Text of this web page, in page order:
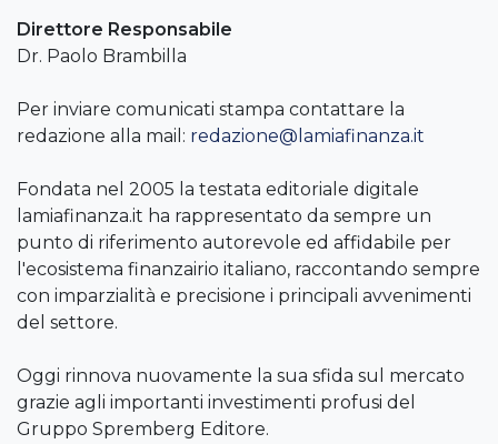
Direttore Responsabile
Dr. Paolo Brambilla
Per inviare comunicati stampa contattare la
redazione alla mail: redazione@lamiafinanza.it
Fondata nel 2005 la testata editoriale digitale
lamiafinanza.it ha rappresentato da sempre un
punto di riferimento autorevole ed affidabile per
l'ecosistema finanzairio italiano, raccontando sempre
con imparzialità e precisione i principali avvenimenti
del settore.
Oggi rinnova nuovamente la sua sfida sul mercato
grazie agli importanti investimenti profusi del
Gruppo Spremberg Editore.